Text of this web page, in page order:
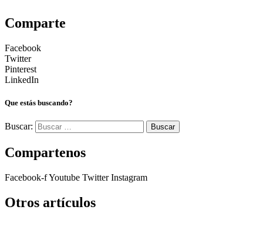
Comparte
Facebook
Twitter
Pinterest
LinkedIn
Que estás buscando?
Buscar:
Compartenos
Facebook-fYoutube Twitter Instagram
Otros artículos